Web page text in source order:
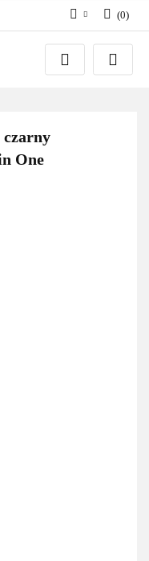
Zaloguj się
Zarejestruj się
(0)
One